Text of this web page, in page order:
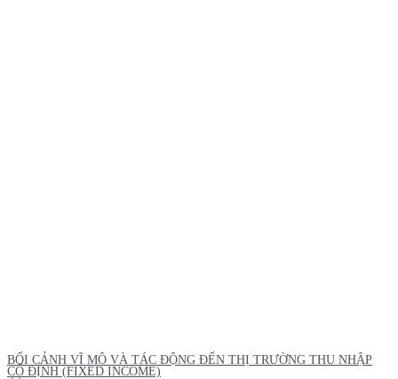
BỐI CẢNH VĨ MÔ VÀ TÁC ĐỘNG ĐẾN THỊ TRƯỜNG THU NHẬP
CỐ ĐỊNH (FIXED INCOME)